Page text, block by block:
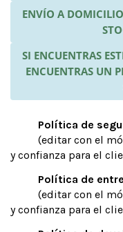
ENVÍO A
SI ENCUENTRAS
ENCUENTRAS UN
Política de
(editar con el
y confianza para el
Política de
(editar con el
y confianza para el